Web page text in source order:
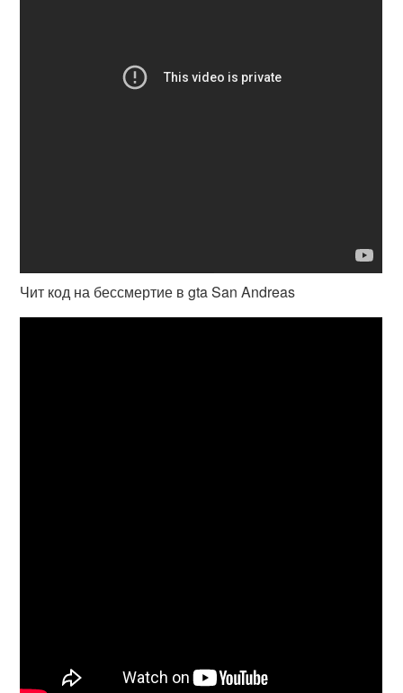
Чит код на бессмертие в gta San Andreas